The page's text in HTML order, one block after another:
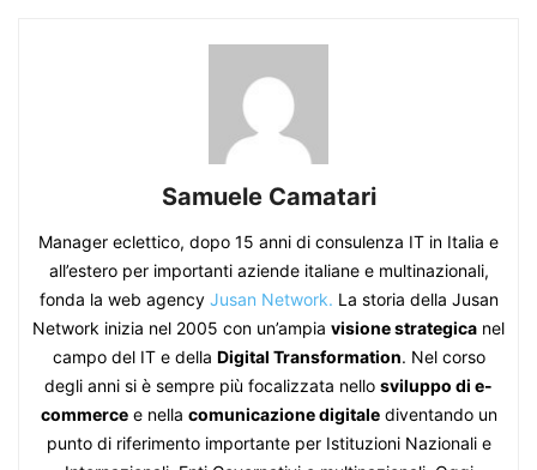
Samuele Camatari
Manager eclettico, dopo 15 anni di consulenza IT in Italia e
all’estero per importanti aziende italiane e multinazionali,
fonda la web agency Jusan Network. La storia della Jusan
Network inizia nel 2005 con un’ampia visione strategica nel
campo del IT e della Digital Transformation. Nel corso
degli anni si è sempre più focalizzata nello sviluppo di e-
commercee nella comunicazione digitalediventando un
punto di riferimento importante per Istituzioni Nazionali e